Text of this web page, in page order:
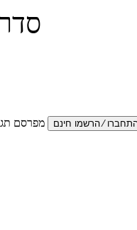
מפרסם